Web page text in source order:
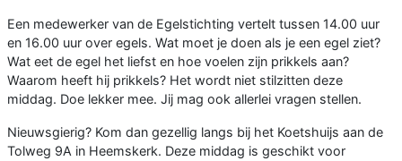
Een medewerker van de Egelstichting vertelt tussen 14.00 uur
en 16.00 uur over egels. Wat moet je doen als je een egel ziet?
Wat eet de egel het liefst en hoe voelen zijn prikkels aan?
Waarom heeft hij prikkels? Het wordt niet stilzitten deze
middag. Doe lekker mee. Jij mag ook allerlei vragen stellen.
Nieuwsgierig? Kom dan gezellig langs bij het Koetshuijs aan de
Tolweg 9A in Heemskerk. Deze middag is geschikt voor